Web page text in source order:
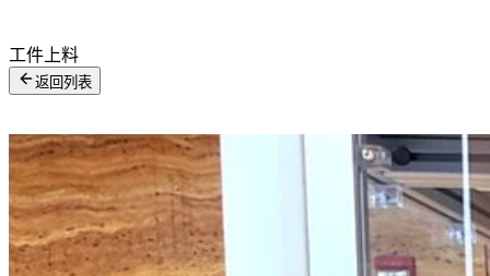
工件上料
返回列表